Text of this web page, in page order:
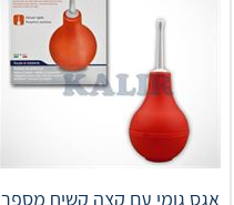
אגס גומי עם קצה קשיח מספר